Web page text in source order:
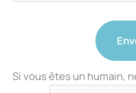
Si vous êtes un humain,